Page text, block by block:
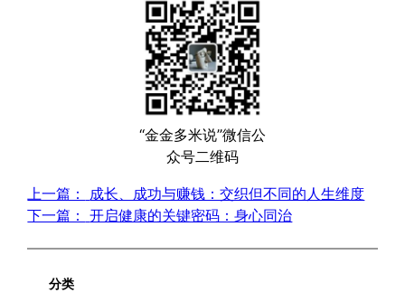
“金金多米说”微信公
众号二维码
上一篇：
成长、成功与赚钱：交织但不同的人生维度
下一篇：
开启健康的关键密码：身心同治
分类